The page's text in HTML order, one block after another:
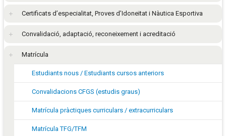
Certificats d’especialitat, Proves d’Idoneïtat i Nàutica Esportiva
Convalidació, adaptació, reconeixement i acreditació
Matrícula
Estudiants nous / Estudiants cursos anteriors
Convalidacions CFGS (estudis graus)
Matrícula pràctiques curriculars / extracurriculars
Matrícula TFG/TFM